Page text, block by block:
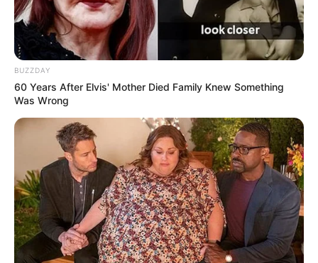
BUZZDAY
60 Years After Elvis' Mother Died Family Knew Something
Was Wrong